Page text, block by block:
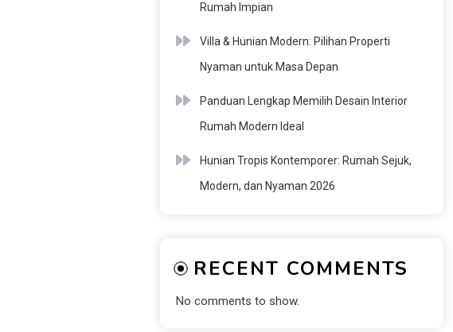
Rumah Impian
Villa & Hunian Modern: Pilihan Properti
Nyaman untuk Masa Depan
Panduan Lengkap Memilih Desain Interior
Rumah Modern Ideal
Hunian Tropis Kontemporer: Rumah Sejuk,
Modern, dan Nyaman 2026
RECENT COMMENTS
No comments to show.